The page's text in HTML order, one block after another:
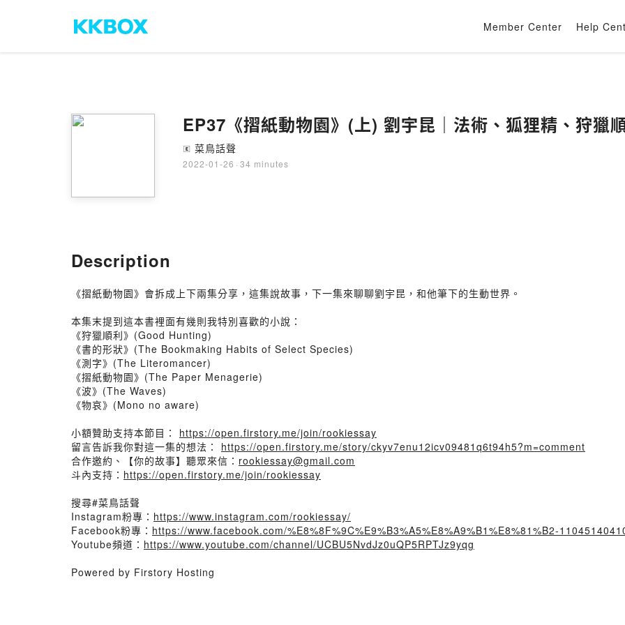
Member Center Help
EP37《摺紙動物園》(上) 劉宇昆｜法術、狐狸精、狩獵
🄴 菜鳥話聲
2022-01-26 · 34 minutes
Description
《摺紙動物園》會拆成上下兩集分享，這集說故事，下一集來聊聊劉宇昆，和他筆下的生動世界。
本集末提到這本書裡面有幾則我特別喜歡的小說：
《狩獵順利》(Good Hunting)
《書的形狀》(The Bookmaking Habits of Select Species)
《測字》(The Literomancer)
《摺紙動物園》(The Paper Menagerie)
《波》(The Waves)
《物哀》(Mono no aware)
小額贊助支持本節目： https://open.firstory.me/join/rookiessay
留言告訴我你對這一集的想法： https://open.firstory.me/story/ckyv7enu12icv09481q6t94h5?m=comment
合作邀約、【你的故事】聽眾來信： rookiessay@gmail.com
斗內支持： https://open.firstory.me/join/rookiessay
搜尋#菜鳥話聲
Instagram粉專： https://www.instagram.com/rookiessay/
Facebook粉專： https://www.facebook.com/%E8%8F%9C%E9%B3%A5%E8%A9%B1%E8%81%B2-
Youtube頻道： https://www.youtube.com/channel/UCBU5NvdJz0uQP5RPTJz9yqg
Powered by Firstory Hosting